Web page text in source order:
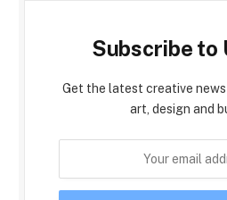
Subscribe to
Get the latest creative
art, design and